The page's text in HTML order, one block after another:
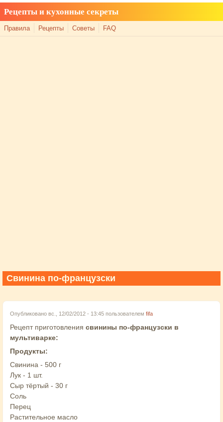
Рецепты и кухонные секреты
Правила Рецепты Советы FAQ
Свинина по-французски
Опубликовано вс., 12/02/2012 - 13:45 пользователем fifa
Рецепт приготовления свинины по-французски в
мультиварке:
Продукты:
Свинина - 500 г
Лук - 1 шт.
Сыр тёртый - 30 г
Соль
Перец
Растительное масло